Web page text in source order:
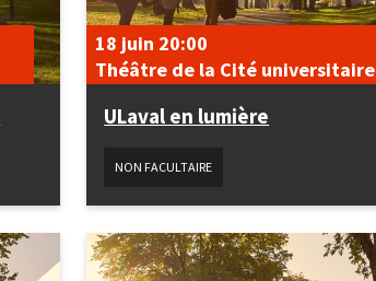
ULaval en lumière
18 juin 20:00
Théâtre de la Cité universitaire
NON FACULTAIRE